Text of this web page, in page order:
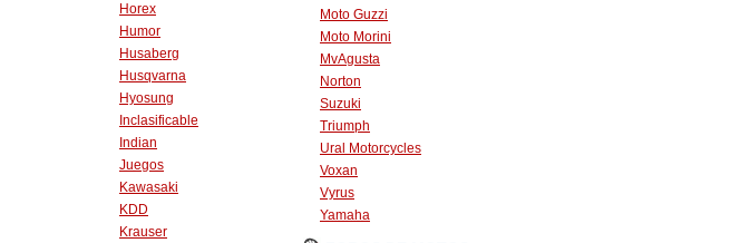
Horex
Humor
Husaberg
Husqvarna
Hyosung
Inclasificable
Indian
Juegos
Kawasaki
KDD
Krauser
Moto Guzzi
Moto Morini
MvAgusta
Norton
Suzuki
Triumph
Ural Motorcycles
Voxan
Vyrus
Yamaha